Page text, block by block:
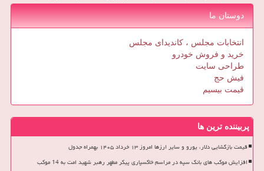
دوستان ما
انتخابات مجلس ، کاندیدای مجلس
خرید و فروش خودرو
طراحی سایت
فیش حج
قیمت بیسیم
پربیننده ترین ها
قیمت بازگشایی دلار، یورو و سایر ارزها امروز ۱۳ خرداد ۱۴۰۵ بهمراه جدول
افزایش موکب های بانک سپه در مراسم خاکسپاری پیکر مطهر رهبر شهید امت به 14 موکب